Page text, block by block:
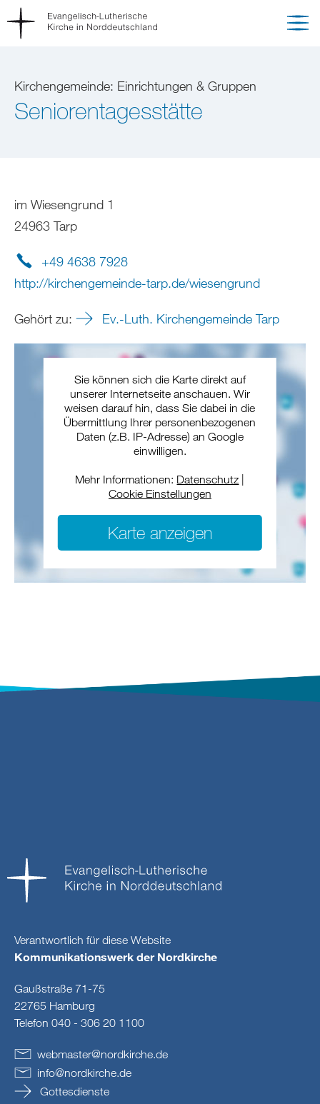
Kirchengemeinde: Einrichtungen & Gruppen
Seniorentagesstätte
im Wiesengrund 1
24963 Tarp
+49 4638 7928
http://kirchengemeinde-tarp.de/wiesengrund
Gehört zu: Ev.-Luth. Kirchengemeinde Tarp
Sie können sich die Karte direkt auf
unserer Internetseite anschauen. Wir
weisen darauf hin, dass Sie dabei in die
Übermittlung Ihrer personenbezogenen
Daten (z.B. IP-Adresse) an Google
einwilligen.
Mehr Informationen: Datenschutz
Cookie Einstellungen
Karte anzeigen
Verantwortlich für diese Website
Kommunikationswerk der Nordkirche
Gaußstraße 71-75
22765 Hamburg
Telefon 040 - 306 20 1100
webmaster@nordkirche.de
info@nordkirche.de
Gottesdienste